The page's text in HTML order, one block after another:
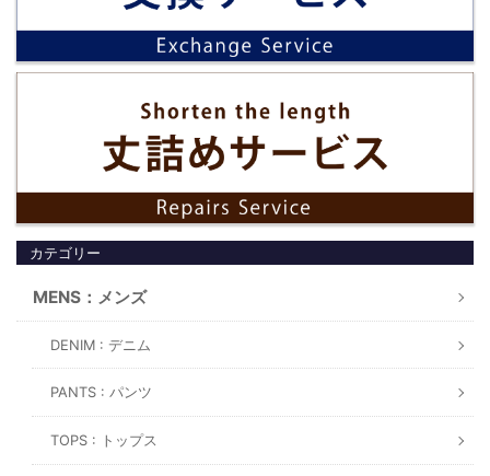
カテゴリー
MENS：メンズ
DENIM : デニム
PANTS : パンツ
TOPS : トップス